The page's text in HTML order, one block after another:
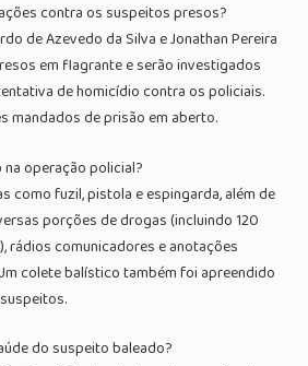
contra os suspeitos presos?
de Azevedo da Silva e Jonathan Pereira
em flagrante e serão investigados
de homicídio contra os policiais.
mandados de prisão em aberto.
operação policial?
como fuzil, pistola e espingarda, além de
porções de drogas (incluindo 120
rádios comunicadores e anotações
colete balístico também foi apreendido
do suspeito baleado?